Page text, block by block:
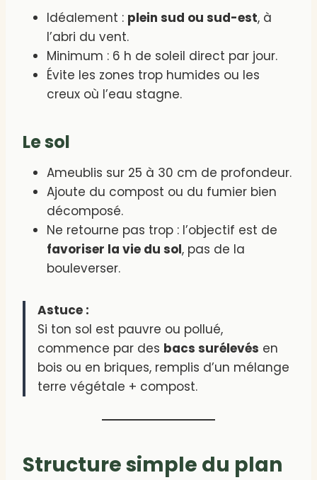
Idéalement : plein sud ou sud-est, à
l’abri du vent.
Minimum : 6 h de soleil direct par jour.
Évite les zones trop humides ou les
creux où l’eau stagne.
Le sol
Ameublis sur 25 à 30 cm de profondeur.
Ajoute du compost ou du fumier bien
décomposé.
Ne retourne pas trop : l’objectif est de
favoriser la vie du sol, pas de la
bouleverser.
Astuce :
Si ton sol est pauvre ou pollué,
commence par des bacs surélevés en
bois ou en briques, remplis d’un mélange
terre végétale + compost.
Structure simple du plan